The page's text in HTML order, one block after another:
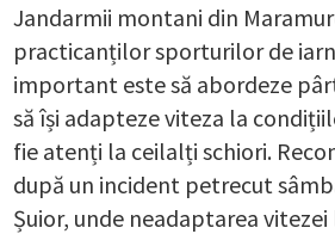
Jandarmii montani din
practicanților sporturilor de
important este să abordeze
să își adapteze viteza la
fie atenți la ceilalți schiori.
după un incident petrecut
Șuior, unde neadaptarea